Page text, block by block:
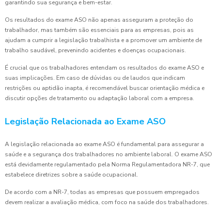
garantindo sua segurança e bem-estar.
Os resultados do exame ASO não apenas asseguram a proteção do
trabalhador, mas também são essenciais para as empresas, pois as
ajudam a cumprir a legislação trabalhista e a promover um ambiente de
trabalho saudável, prevenindo acidentes e doenças ocupacionais.
É crucial que os trabalhadores entendam os resultados do exame ASO e
suas implicações. Em caso de dúvidas ou de laudos que indicam
restrições ou aptidão inapta, é recomendável buscar orientação médica e
discutir opções de tratamento ou adaptação laboral com a empresa.
Legislação Relacionada ao Exame ASO
A legislação relacionada ao exame ASO é fundamental para assegurar a
saúde e a segurança dos trabalhadores no ambiente laboral. O exame ASO
está devidamente regulamentado pela Norma Regulamentadora NR-7, que
estabelece diretrizes sobre a saúde ocupacional.
De acordo com a NR-7, todas as empresas que possuem empregados
devem realizar a avaliação médica, com foco na saúde dos trabalhadores.